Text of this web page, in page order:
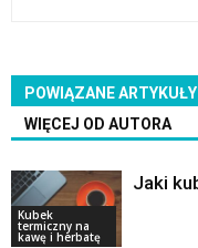
POWIĄZANE ARTYKUŁY
WIĘCEJ OD AUTORA
Kubek
termiczny na
kawę i herbatę
Jaki